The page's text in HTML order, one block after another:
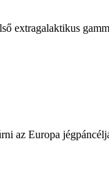
extragalaktikus
az Europa